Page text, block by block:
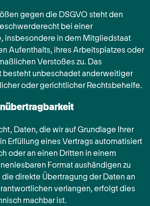
gegen die DSGVO steht den
bei einer
insbesondere in dem Mitgliedstaat
Aufenthalts, ihres Arbeitsplatzes oder
Verstoßes zu. Das
besteht unbeschadet anderweitiger
oder gerichtlicher Rechtsbehelfe.
Daten, die wir auf Grundlage Ihrer
Erfüllung eines Vertrags automatisiert
oder an einen Dritten in einem
Format aushändigen zu
die direkte Übertragung der Daten an
verlangen, erfolgt dies
machbar ist.